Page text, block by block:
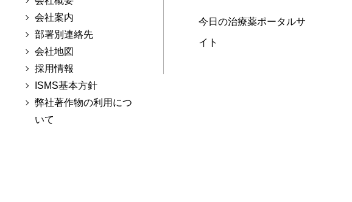
会社案内
部署別連絡先
会社地図
採用情報
ISMS基本方針
弊社著作物の利用につ
いて
今日の治療薬ポータルサ
イト